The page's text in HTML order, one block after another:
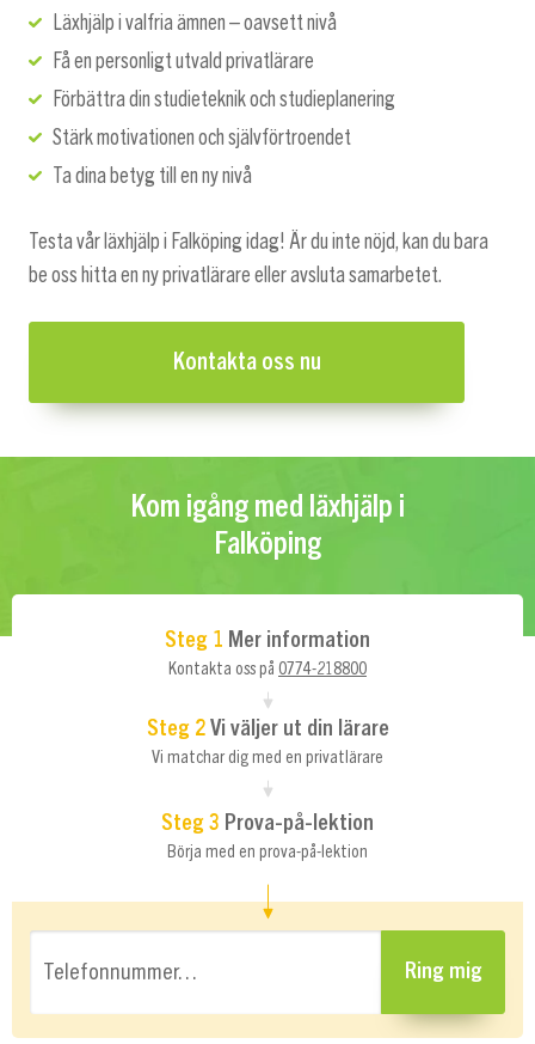
Läxhjälp i valfria ämnen – oavsett nivå
Få en personligt utvald privatlärare
Förbättra din studieteknik och studieplanering
Stärk motivationen och självförtroendet
Ta dina betyg till en ny nivå
Testa vår läxhjälp i Falköping idag! Är du inte nöjd, kan du bara
be oss hitta en ny privatlärare eller avsluta samarbetet.
Kontakta oss nu
Kom igång med läxhjälp i
Falköping
Steg 1 Mer information
Kontakta oss på 0774-218800
Steg 2Vi väljer ut din lärare
Vi matchar dig med en privatlärare
Steg 3 Prova-på-lektion
Börja med en prova-på-lektion
Telefonnummer… Ring mig